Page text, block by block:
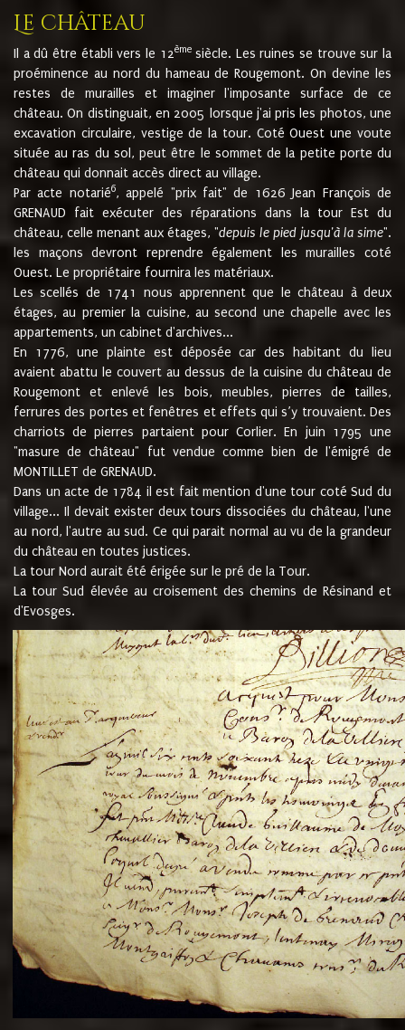
Le château
Il a dû être établi vers le 12èmesiècle. Les ruines se trouve sur la
proéminence au nord du hameau de Rougemont. On devine les
restes de murailles et imaginer l'imposante surface de ce
château. On distinguait, en 2005 lorsque j'ai pris les photos, une
excavation circulaire, vestige de la tour. Coté Ouest une voute
située au ras du sol, peut être le sommet de la petite porte du
château qui donnait accès direct au village.
Par acte notarié6, appelé "prix fait" de 1626 Jean François de
GRENAUD fait exécuter des réparations dans la tour Est du
château, celle menant aux étages, "depuis le pied jusqu'à la sime".
les maçons devront reprendre également les murailles coté
Ouest. Le propriétaire fournira les matériaux.
Les scellés de 1741 nous apprennent que le château à deux
étages, au premier la cuisine, au second une chapelle avec les
appartements, un cabinet d'archives...
En 1776, une plainte est déposée car des habitant du lieu
avaient abattu le couvert au dessus de la cuisine du château de
Rougemont et enlevé les bois, meubles, pierres de tailles,
ferrures des portes et fenêtres et effets qui s’y trouvaient. Des
charriots de pierres partaient pour Corlier. En juin 1795 une
"masure de château" fut vendue comme bien de l'émigré de
MONTILLET de GRENAUD.
Dans un acte de 1784 il est fait mention d'une tour coté Sud du
village... Il devait exister deux tours dissociées du château, l'une
au nord, l'autre au sud. Ce qui parait normal au vu de la grandeur
du château en toutes justices.
La tour Nord aurait été érigée sur le pré de la Tour.
La tour Sud élevée au croisement des chemins de Résinand et
d'Evosges.